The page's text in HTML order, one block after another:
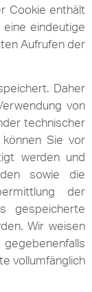
Cookie enthält
eine eindeutige
Aufrufen der
Daher
von
technischer
können Sie vor
werden und
sowie die
der
gespeicherte
Wir weisen
vollumfänglich